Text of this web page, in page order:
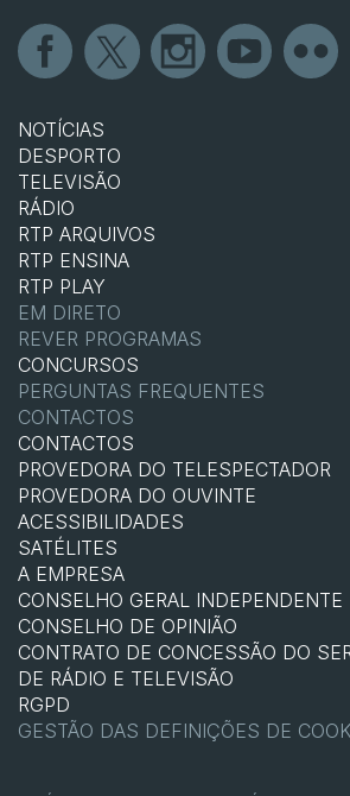
NOTÍCIAS
DESPORTO
TELEVISÃO
RÁDIO
RTP ARQUIVOS
RTP ENSINA
RTP PLAY
EM DIRETO
REVER PROGRAMAS
CONCURSOS
PERGUNTAS FREQUENTES
CONTACTOS
CONTACTOS
PROVEDORA DO TELESPECTADOR
PROVEDORA DO OUVINTE
ACESSIBILIDADES
SATÉLITES
A EMPRESA
CONSELHO GERAL INDEPENDENTE
CONSELHO DE OPINIÃO
CONTRATO DE CONCESSÃO DO
DE RÁDIO E TELEVISÃO
RGPD
GESTÃO DAS DEFINIÇÕES DE